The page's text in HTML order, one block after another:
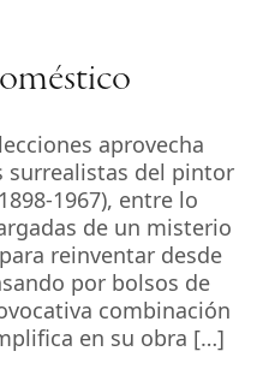
aprovecha
surrealistas del pintor
1967), entre lo
de un misterio
reinventar desde
por bolsos de
combinación
en su obra […]